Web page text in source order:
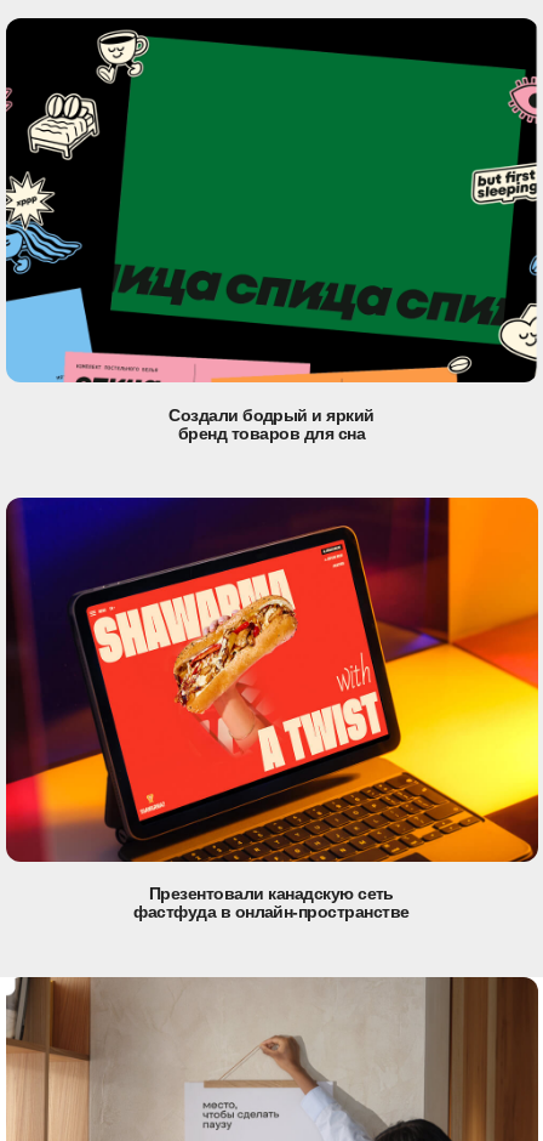
Создали бодрый и яркий
бренд товаров для сна
Презентовали канадскую сеть
фастфуда в онлайн-пространстве